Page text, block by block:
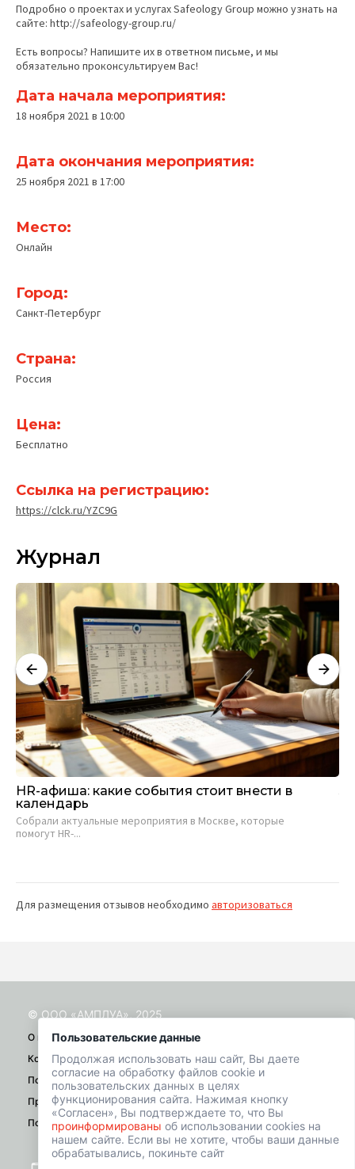
Подробно о проектах и услугах Safeology Group можно узнать на
сайте: http://safeology-group.ru/
Есть вопросы? Напишите их в ответном письме, и мы
обязательно проконсультируем Вас!
Дата начала мероприятия:
18 ноября 2021 в 10:00
Дата окончания мероприятия:
25 ноября 2021 в 17:00
Место:
Онлайн
Город:
Санкт-Петербург
Страна:
Россия
Цена:
Бесплатно
Ссылка на регистрацию:
https://clck.ru/YZC9G
Журнал
HR-афиша: какие события стоит внести в
календарь
Собрали актуальные мероприятия в Москве, которые
помогут HR-...
Для размещения отзывов необходимо авторизоваться
Пользовательские данные
Продолжая использовать наш сайт, Вы даете
согласие на обработку файлов cookie и
пользовательских данных в целях
функционирования сайта. Нажимая кнопку
«Согласен», Вы подтверждаете то, что Вы
проинформированы об использовании cookies на
нашем сайте. Если вы не хотите, чтобы ваши данные
обрабатывались, покиньте сайт
© ООО «АМПЛУА», 2025
О проекте
Контакты
Помощь
Правила
Политика конфиденциальности